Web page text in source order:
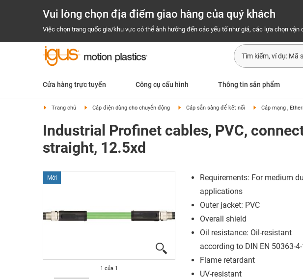
Vui lòng chọn địa điểm giao hàng của quý khách
Việc chọn trang quốc gia/khu vực có thể ảnh hưởng đến các yếu tố như giá, các lựa chọn vận
Cửa hàng trực tuyến Công cụ cấu hình Thông tin sản phẩm
Trang chủ Cáp điện dùng cho chuyển động Cáp sẵn sàng để kết nối Cáp mạng ,
Industrial Profinet cables, PVC,
straight, 12.5xd
Mới
1 của 1
Requirements: For medium
applications
Outer jacket: PVC
Overall shield
Oil resistance: Oil-resistant
according to DIN EN 50363-4-
Flame retardant
UV-resistant